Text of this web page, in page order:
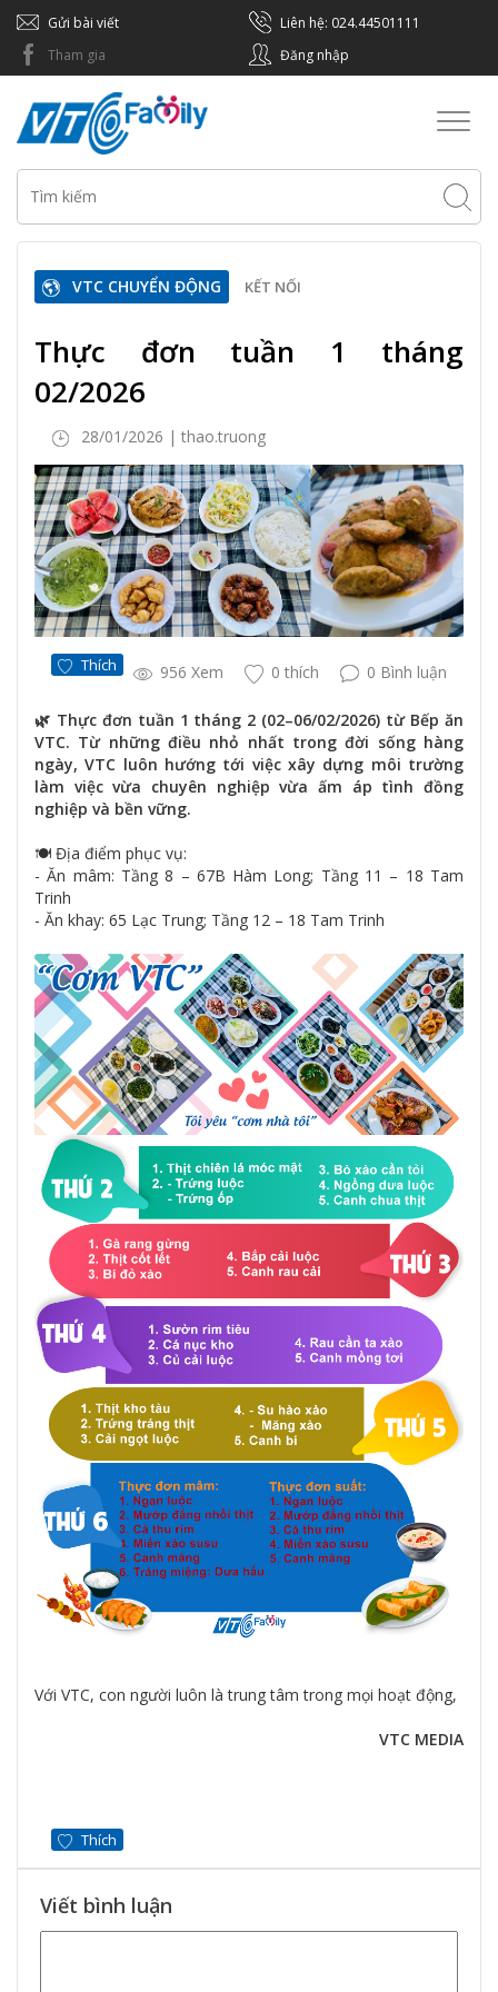
Gửi bài viết
Liên hệ: 024.44501111
Tham gia
Đăng nhập
VTC CHUYỂN ĐỘNG KẾT NỐI
Thực đơn tuần 1 tháng
02/2026
28/01/2026 | thao.truong
Thích 956 Xem 0 thích 0 Bình luận
🌿 Thực đơn tuần 1 tháng 2 (02–06/02/2026) từ Bếp ăn
VTC. Từ những điều nhỏ nhất trong đời sống hàng
ngày, VTC luôn hướng tới việc xây dựng môi trường
làm việc vừa chuyên nghiệp vừa ấm áp tình đồng
nghiệp và bền vững.
🍽 Địa điểm phục vụ:
- Ăn mâm: Tầng 8 – 67B Hàm Long; Tầng 11 – 18 Tam
Trinh
- Ăn khay: 65 Lạc Trung; Tầng 12 – 18 Tam Trinh
Với VTC, con người luôn là trung tâm trong mọi hoạt động,
VTC MEDIA
Thích
Viết bình luận